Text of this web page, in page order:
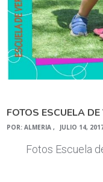
FOTOS ESCUELA
POR:ALMERIA JULIO 14,
Fotos Escuela